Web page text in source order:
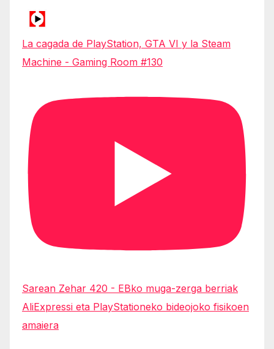
La cagada de PlayStation, GTA VI y la Steam
Machine - Gaming Room #130
Sarean Zehar 420 - EBko muga-zerga berriak
AliExpressi eta PlayStationeko bideojoko fisikoen
amaiera